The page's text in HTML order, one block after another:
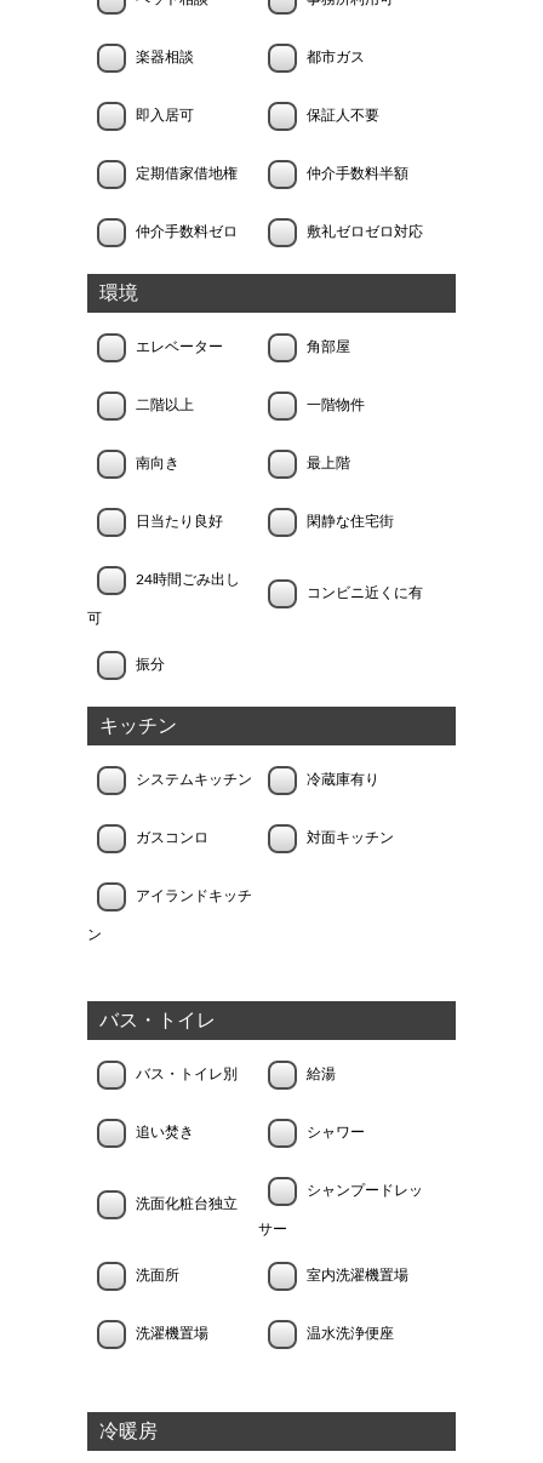
楽器相談 都市ガス
即入居可 保証人不要
定期借家借地権 仲介手数料半額
仲介手数料ゼロ 敷礼ゼロゼロ対応
環境
エレベーター 角部屋
二階以上 一階物件
南向き 最上階
日当たり良好 閑静な住宅街
24時間ごみ出し
可
コンビニ近くに有
振分
キッチン
システムキッチン 冷蔵庫有り
ガスコンロ 対面キッチン
アイランドキッチ
ン
バス・トイレ
バス・トイレ別 給湯
追い焚き シャワー
洗面化粧台独立
シャンプードレッ
サー
洗面所 室内洗濯機置場
洗濯機置場 温水洗浄便座
冷暖房